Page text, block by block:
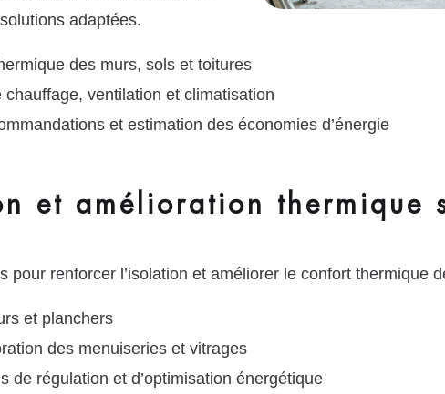
adaptées.
des murs, sols et toitures
ventilation et climatisation
et estimation des économies d’énergie
et amélioration thermique
renforcer l’isolation et améliorer le confort thermique
et planchers
des menuiseries et vitrages
de régulation et d’optimisation énergétique